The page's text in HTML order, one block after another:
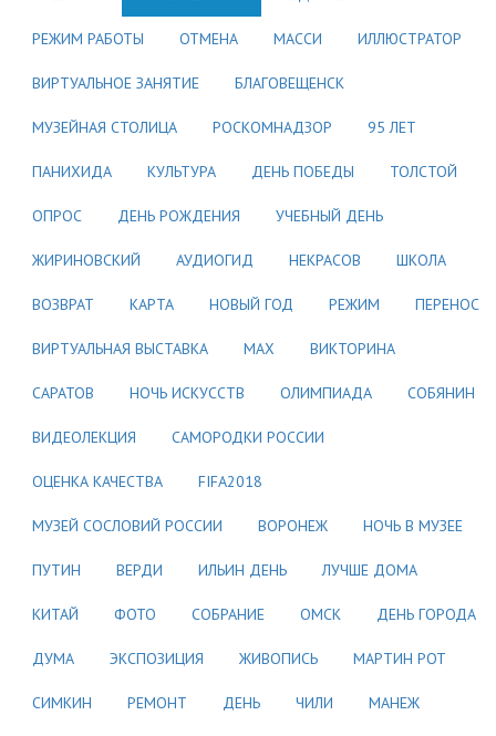
РЕЖИМ РАБОТЫ ОТМЕНА МАССИ ИЛЛЮСТРАТОР
ВИРТУАЛЬНОЕ ЗАНЯТИЕ БЛАГОВЕЩЕНСК
МУЗЕЙНАЯ СТОЛИЦА РОСКОМНАДЗОР 95 ЛЕТ
ПАНИХИДА КУЛЬТУРА ДЕНЬ ПОБЕДЫ ТОЛСТОЙ
ОПРОС ДЕНЬ РОЖДЕНИЯ УЧЕБНЫЙ ДЕНЬ
ЖИРИНОВСКИЙ АУДИОГИД НЕКРАСОВ ШКОЛА
ВОЗВРАТ КАРТА НОВЫЙ ГОД РЕЖИМ ПЕРЕНОС
ВИРТУАЛЬНАЯ ВЫСТАВКА МАХ ВИКТОРИНА
САРАТОВ НОЧЬ ИСКУССТВ ОЛИМПИАДА СОБЯНИН
ВИДЕОЛЕКЦИЯ САМОРОДКИ РОССИИ
ОЦЕНКА КАЧЕСТВА FIFA2018
МУЗЕЙ СОСЛОВИЙ РОССИИ ВОРОНЕЖ НОЧЬ В МУЗЕЕ
ПУТИН ВЕРДИ ИЛЬИН ДЕНЬ ЛУЧШЕ ДОМА
КИТАЙ ФОТО СОБРАНИЕ ОМСК ДЕНЬ ГОРОДА
ДУМА ЭКСПОЗИЦИЯ ЖИВОПИСЬ МАРТИН РОТ
СИМКИН РЕМОНТ ДЕНЬ ЧИЛИ МАНЕЖ